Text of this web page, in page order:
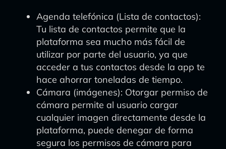
Agenda telefónica (Lista de contactos):
Tu lista de contactos permite que la
plataforma sea mucho más fácil de
utilizar por parte del usuario, ya que
acceder a tus contactos desde la app te
hace ahorrar toneladas de tiempo.
Cámara (imágenes): Otorgar permiso de
cámara permite al usuario cargar
cualquier imagen directamente desde la
plataforma, puede denegar de forma
segura los permisos de cámara para